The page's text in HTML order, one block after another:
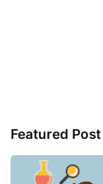
Featured Post